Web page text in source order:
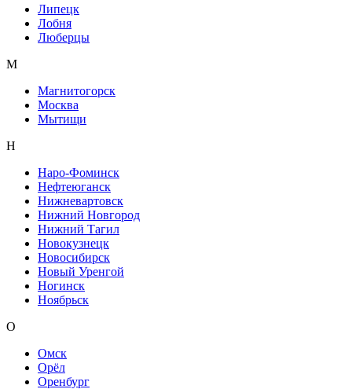
Липецк
Лобня
Люберцы
М
Магнитогорск
Москва
Мытищи
Н
Наро-Фоминск
Нефтеюганск
Нижневартовск
Нижний Новгород
Нижний Тагил
Новокузнецк
Новосибирск
Новый Уренгой
Ногинск
Ноябрьск
О
Омск
Орёл
Оренбург